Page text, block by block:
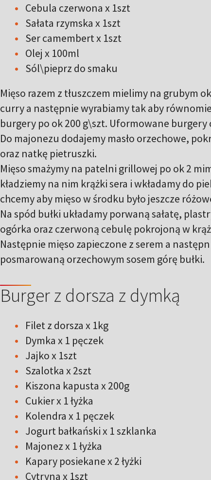
Cebula czerwona x 1szt
Sałata rzymska x 1szt
Ser camembert x 1szt
Olej x 100ml
Sól\pieprz do smaku
Mięso razem z tłuszczem mielimy na grubym
curry a następnie wyrabiamy tak aby
burgery po ok 200 g\szt. Uformowane burgery
Do majonezu dodajemy masło orzechowe,
oraz natkę pietruszki.
Mięso smażymy na patelni grillowej po ok 2
kładziemy na nim krążki sera i wkładamy do
chcemy aby mięso w środku było jeszcze
Na spód bułki układamy porwaną sałatę,
ogórka oraz czerwoną cebulę pokrojoną w
Następnie mięso zapieczone z serem a
posmarowaną orzechowym sosem górę bułki.
Burger z dorsza z dymką
Filet z dorsza x 1kg
Dymka x 1 pęczek
Jajko x 1szt
Szalotka x 2szt
Kiszona kapusta x 200g
Cukier x 1 łyżka
Kolendra x 1 pęczek
Jogurt bałkański x 1 szklanka
Majonez x 1 łyżka
Kapary posiekane x 2 łyżki
Cytryna x 1szt